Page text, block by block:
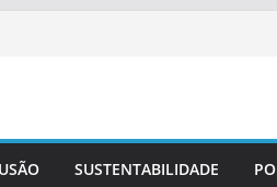
SUSTENTABILIDADE